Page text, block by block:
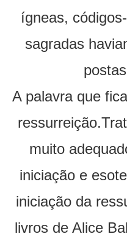
ígneas,
sagradas
A palavra que
muito
iniciação e
iniciação da
livros de Alice